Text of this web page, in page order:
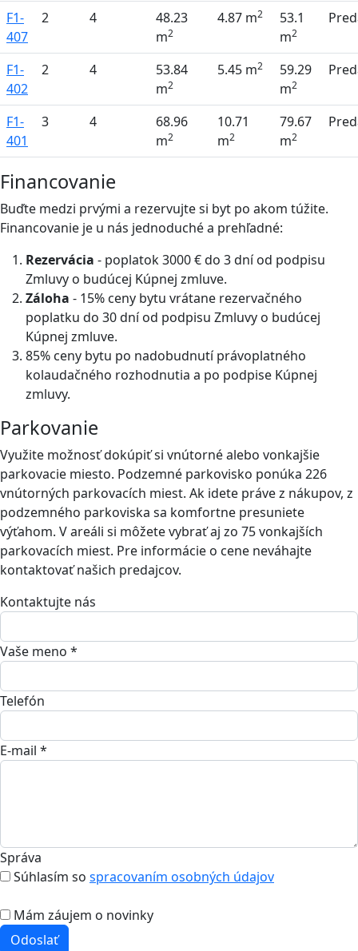
F1-
407
2 4
48.23
m2
4.87 m2
53.1
m2
F1-
402
2 4
53.84
m2
5.45 m2
59.29
m2
F1-
401
3 4
68.96
m2
10.71
m2
79.67
m2
Financovanie
Buďte medzi prvými a rezervujte si byt po akom túžite.
Financovanie je u nás jednoduché a prehľadné:
Rezervácia - poplatok 3000 € do 3 dní od podpisu
Zmluvy o budúcej Kúpnej zmluve.
Záloha - 15% ceny bytu vrátane rezervačného
poplatku do 30 dní od podpisu Zmluvy o budúcej
Kúpnej zmluve.
85% ceny bytu po nadobudnutí právoplatného
kolaudačného rozhodnutia a po podpise Kúpnej
zmluvy.
Parkovanie
Využite možnosť dokúpiť si vnútorné alebo vonkajšie
parkovacie miesto. Podzemné parkovisko ponúka 226
vnútorných parkovacích miest. Ak idete práve z nákupov, z
podzemného parkoviska sa komfortne presuniete
výťahom. V areáli si môžete vybrať aj zo 75 vonkajších
parkovacích miest. Pre informácie o cene neváhajte
kontaktovať našich predajcov.
Kontaktujte nás
Vaše meno *
Telefón
E-mail *
Správa
Súhlasím so spracovaním osobných údajov
Mám záujem o novinky
Odoslať